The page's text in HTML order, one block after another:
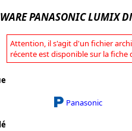
PANASONIC LUMIX
Attention, il s'agit d'un fichier
récente est disponible sur la fiche
Panasonic